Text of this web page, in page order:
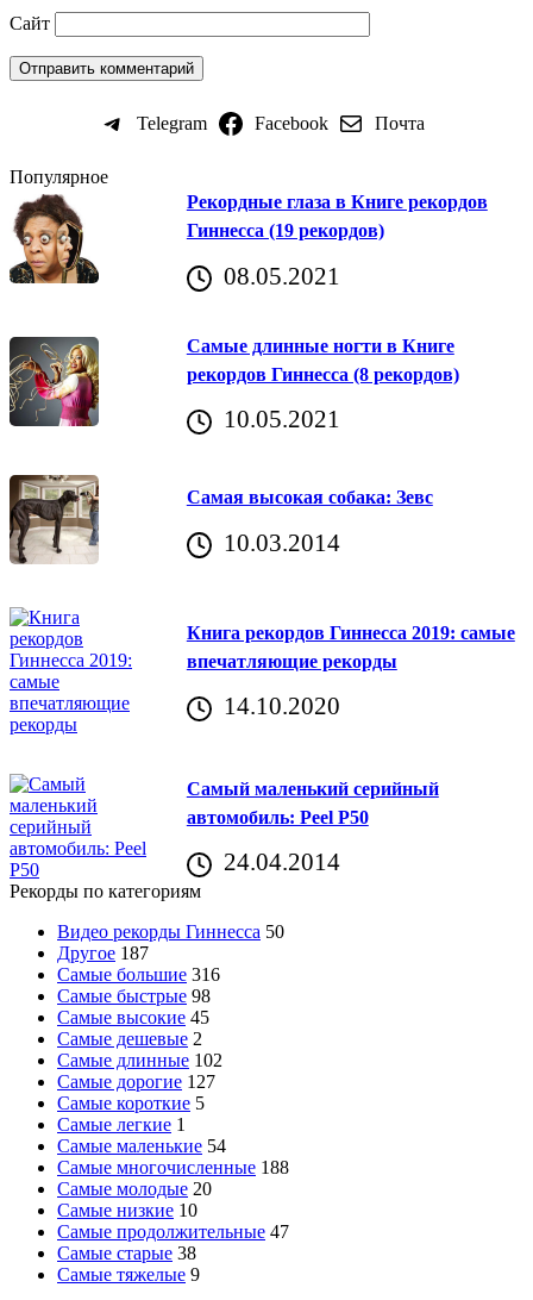
Сайт
Telegram Facebook Почта
Популярное
Рекордные глаза в Книге рекордов
Гиннесса (19 рекордов)
08.05.2021
Самые длинные ногти в Книге
рекордов Гиннесса (8 рекордов)
10.05.2021
Самая высокая собака: Зевс
10.03.2014
Книга рекордов Гиннесса 2019: самые
впечатляющие рекорды
14.10.2020
Самый маленький серийный
автомобиль: Peel P50
24.04.2014
Рекорды по категориям
Видео рекорды Гиннесса 50
Другое 187
Самые большие 316
Самые быстрые 98
Самые высокие 45
Самые дешевые 2
Самые длинные 102
Самые дорогие 127
Самые короткие 5
Самые легкие 1
Самые маленькие 54
Самые многочисленные 188
Самые молодые 20
Самые низкие 10
Самые продолжительные 47
Самые старые 38
Самые тяжелые 9